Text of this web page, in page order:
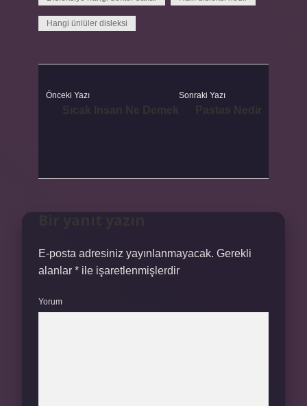
Hangi ünlüler disleksi
Önceki Yazı Sonraki Yazı
E-posta adresiniz yayınlanmayacak. Gerekli
alanlar * ile işaretlenmişlerdir
Yorum